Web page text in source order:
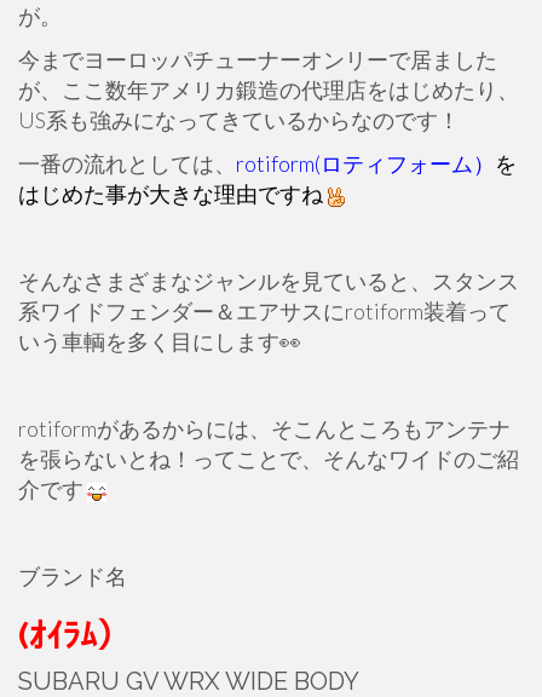
が。
今までヨーロッパチューナーオンリーで居ました
が、ここ数年アメリカ鍛造の代理店をはじめたり、
US系も強みになってきているからなのです！
一番の流れとしては、 rotiform(ロティフォーム） を
はじめた事が大きな理由ですね
そんなさまざまなジャンルを見ていると、スタンス
系ワイドフェンダー＆エアサスにrotiform装着って
いう車輌を多く目にします👀
rotiformがあるからには、そこんところもアンテナ
を張らないとね！ってことで、そんなワイドのご紹
介です
ブランド名
(ｵｲﾗﾑ）
SUBARU GV WRX WIDE BODY